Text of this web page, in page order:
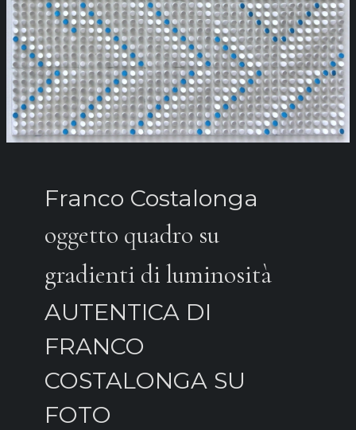
Franco Costalonga
oggetto quadro su
gradienti di luminosità
AUTENTICA DI
FRANCO
COSTALONGA SU
FOTO